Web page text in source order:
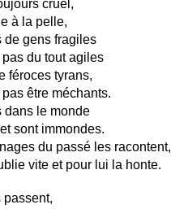
cruel,
à la pelle,
de gens fragiles
du tout agiles
féroces tyrans,
être méchants.
dans le monde
sont immondes.
du passé les racontent,
vite et pour lui la honte.
passent,